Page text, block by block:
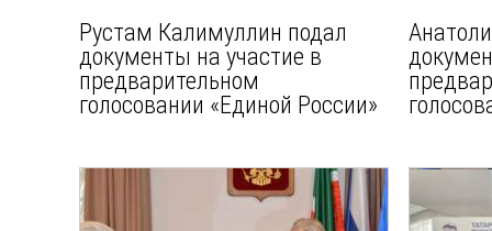
Рустам Калимуллин подал
документы на участие в
предварительном
голосовании «Единой России»